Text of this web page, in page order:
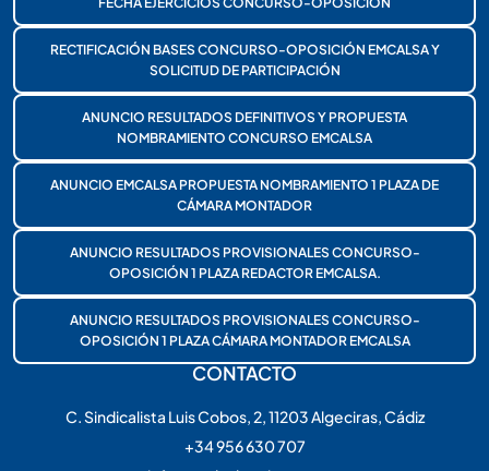
RECTIFICACIÓN BASES CONCURSO-OPOSICIÓN EMCALSA Y
SOLICITUD DE PARTICIPACIÓN
ANUNCIO RESULTADOS DEFINITIVOS Y PROPUESTA
NOMBRAMIENTO CONCURSO EMCALSA
ANUNCIO EMCALSA PROPUESTA NOMBRAMIENTO 1 PLAZA DE
CÁMARA MONTADOR
ANUNCIO RESULTADOS PROVISIONALES CONCURSO-
OPOSICIÓN 1 PLAZA REDACTOR EMCALSA.
ANUNCIO RESULTADOS PROVISIONALES CONCURSO-
OPOSICIÓN 1 PLAZA CÁMARA MONTADOR EMCALSA
CONTACTO
C. Sindicalista Luis Cobos, 2, 11203 Algeciras, Cádiz
+34 956 630 707